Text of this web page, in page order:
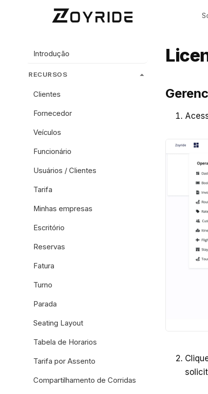
Introdução
RECURSOS
Clientes
Fornecedor
Veículos
Funcionário
Usuários / Clientes
Tarifa
Minhas empresas
Escritório
Reservas
Fatura
Turno
Parada
Seating Layout
Tabela de Horarios
Tarifa por Assento
Compartilhamento de Corridas